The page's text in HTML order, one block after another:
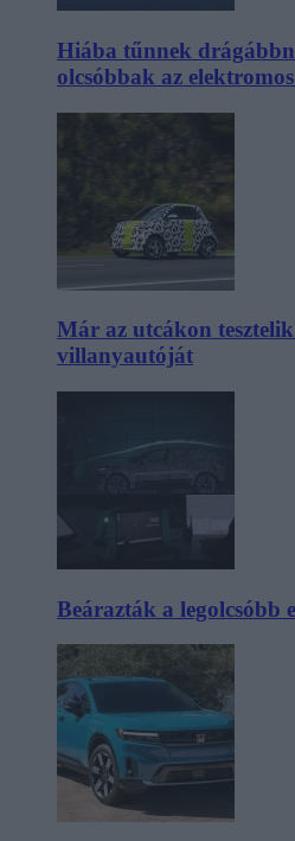
Hiába tűnnek
olcsóbbak az
Már az utcákon
villanyautóját
Beárazták a legolcsóbb